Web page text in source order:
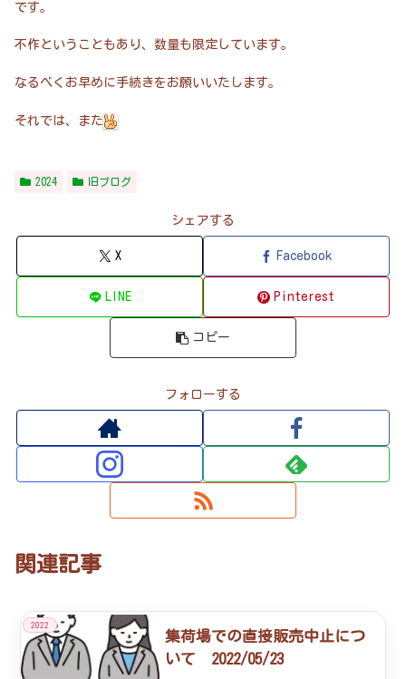
です。
不作ということもあり、数量も限定しています。
なるべくお早めに手続きをお願いいたします。
それでは、また
2024 旧ブログ
シェアする
X Facebook
LINE Pinterest
コピー
フォローする
関連記事
2022
集荷場での直接販売中止につ
いて 2022/05/23